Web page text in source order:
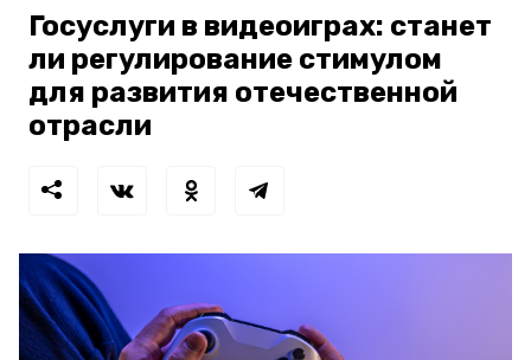
Госуслуги в видеоиграх: станет
ли регулирование стимулом
для развития отечественной
отрасли